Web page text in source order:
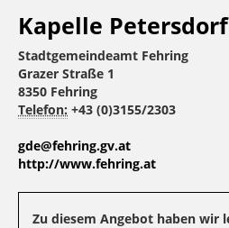
Kapelle
Stadtgemeindeamt Fehring
Grazer Straße 1
8350 Fehring
Telefon: +43 (0)3155/2303
gde@fehring.gv.at
http://www.fehring.at
Zu diesem Angebot haben wir